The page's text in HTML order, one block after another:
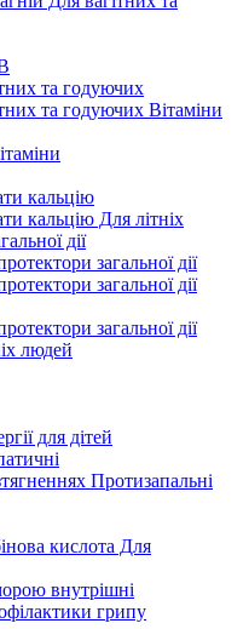
та годуючих
та годуючих Вітаміни
кальцію
кальцію Для літніх
дії
загальної дії
загальної дії
загальної дії
людей
для дітей
Протизапальні
кислота Для
внутрішні
грипу